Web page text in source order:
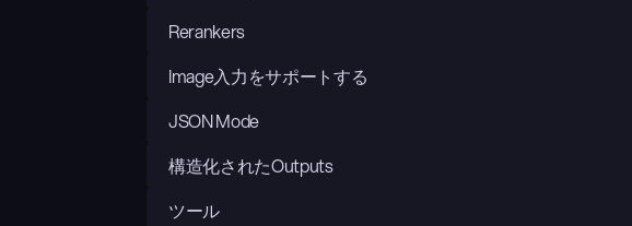
Rerankers
Image入力をサポートする
JSON Mode
構造化されたOutputs
ツール